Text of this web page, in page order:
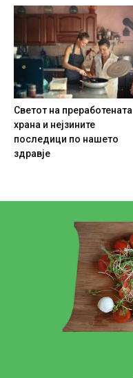
Светот на преработената
храна и нејзините
последици по нашето
здравје